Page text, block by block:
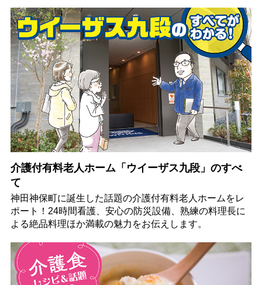
介護付有料老人ホーム「ウイーザス九段」のすべ
て
神田神保町に誕生した話題の介護付有料老人ホームをレ
ポート！24時間看護、安心の防災設備、熟練の料理長に
よる絶品料理ほか満載の魅力をお伝えします。